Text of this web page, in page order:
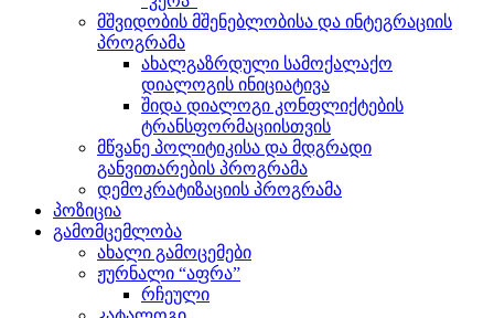
მშვიდობის მშენებლობისა და ინტეგრაციის
პროგრამა
ახალგაზრდული სამოქალაქო
დიალოგის ინიციატივა
შიდა დიალოგი კონფლიქტების
ტრანსფორმაციისთვის
მწვანე პოლიტიკისა და მდგრადი
განვითარების პროგრამა
დემოკრატიზაციის პროგრამა
პოზიცია
გამომცემლობა
ახალი გამოცემები
ჟურნალი “აფრა”
რჩეული